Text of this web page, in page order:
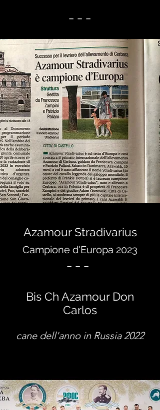
Azamour Stradivarius
Campione d'Europa 2023
Bis Ch Azamour Don
Carlos
cane dell'anno in Russia 2022